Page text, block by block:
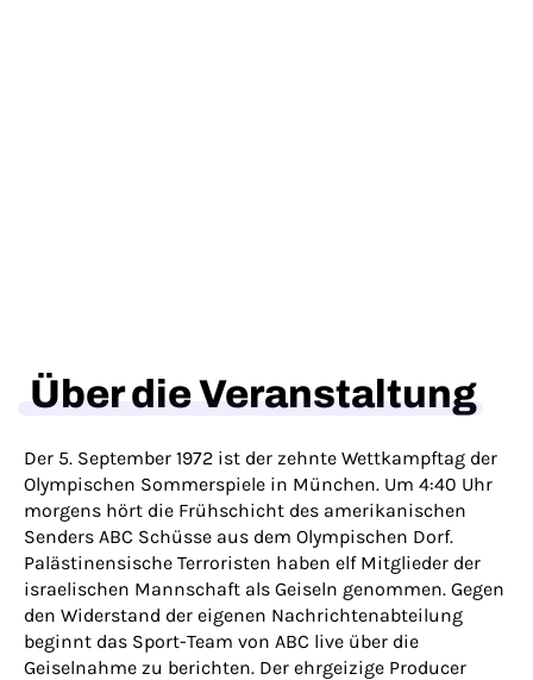
Über die Veranstaltung
Der 5. September 1972 ist der zehnte Wettkampftag der
Olympischen Sommerspiele in München. Um 4:40 Uhr
morgens hört die Frühschicht des amerikanischen
Senders ABC Schüsse aus dem Olympischen Dorf.
Palästinensische Terroristen haben elf Mitglieder der
israelischen Mannschaft als Geiseln genommen. Gegen
den Widerstand der eigenen Nachrichtenabteilung
beginnt das Sport-Team von ABC live über die
Geiselnahme zu berichten. Der ehrgeizige Producer